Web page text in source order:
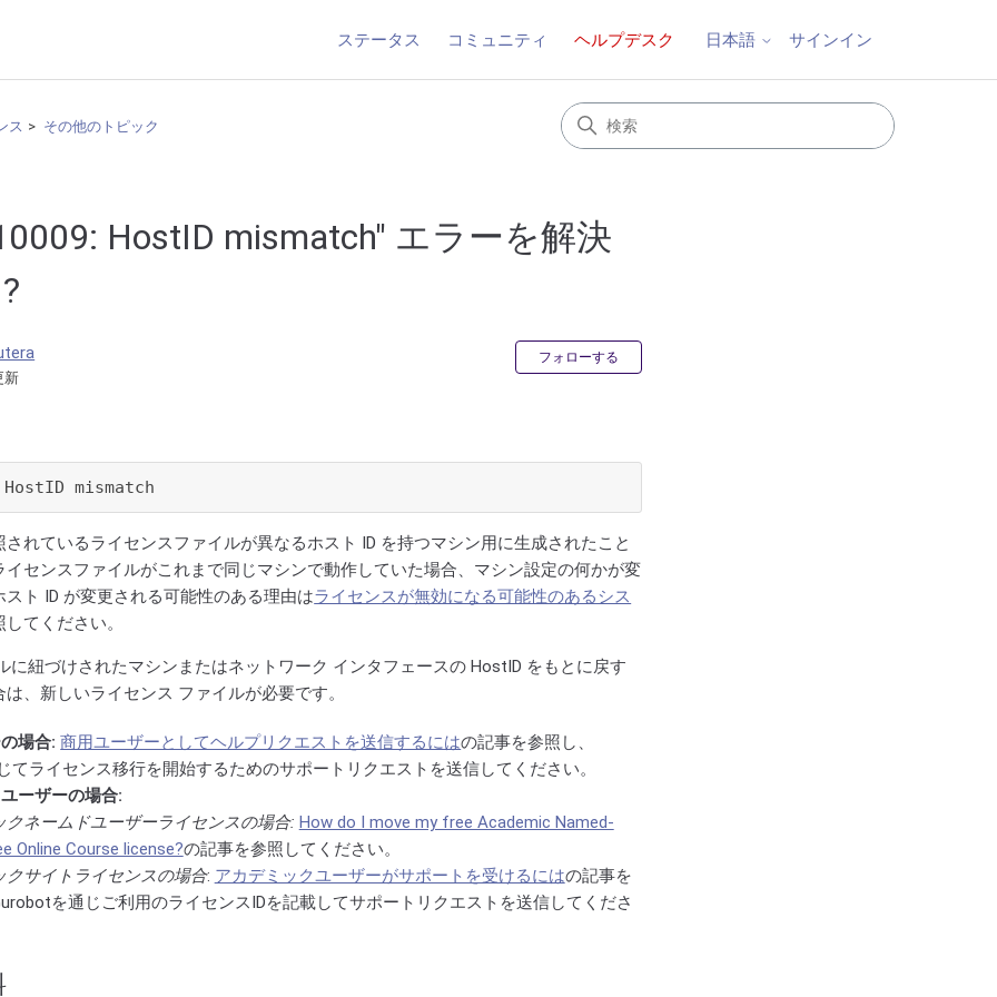
ステータス コミュニティ ヘルプデスク 日本語 サインイン
ス その他のトピック
HostID mismatch" エラーを解決
新
フォローする
HostID mismatch
れているライセンスファイルが異なるホスト ID を持つマシン用に生成されたこと
イセンスファイルがこれまで同じマシンで動作していた場合、マシン設定の何かが変
ト ID が変更される可能性のある理由はライセンスが無効になる可能性のあるシス
てください。
に紐づけされたマシンまたはネットワーク インタフェースの HostID をもとに戻す
、新しいライセンス ファイルが必要です。
場合: 商用ユーザーとしてヘルプリクエストを送信するにはの記事を参照し、
てライセンス移行を開始するためのサポートリクエストを送信してください。
ーザーの場合:
クネームドユーザーライセンスの場合: How do I move my free Academic Named-
Online Course license?の記事を参照してください。
クサイトライセンスの場合: アカデミックユーザーがサポートを受けるにはの記事を
を通じご利用のライセンスIDを記載してサポートリクエストを送信してくださ